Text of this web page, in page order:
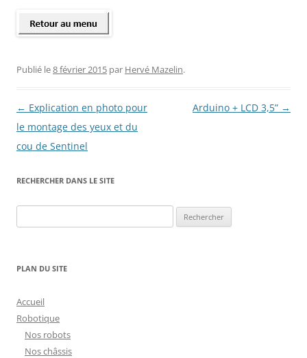
Publié le8 février 2015 par Hervé Mazelin.
Navigation
des
articles
← Explication en photo pour
le montage des yeux et du
cou de Sentinel
Arduino + LCD 3,5” →
RECHERCHER DANS LE SITE
PLAN DU SITE
Accueil
Robotique
Nos robots
Nos châssis